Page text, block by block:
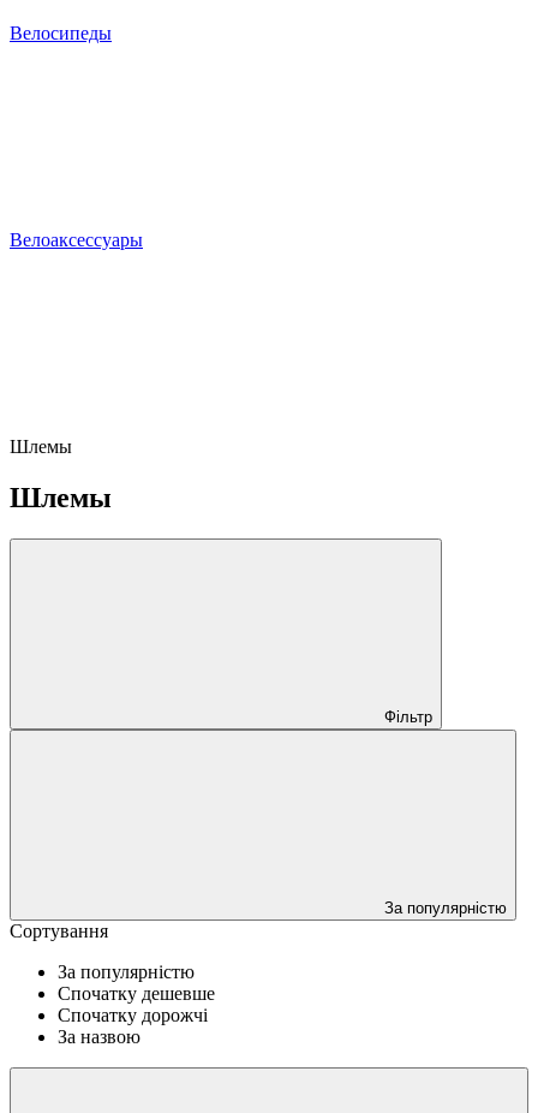
Велосипеды
Велоаксессуары
Шлемы
Шлемы
Фільтр
За популярністю
Сортування
За популярністю
Спочатку дешевше
Спочатку дорожчі
За назвою